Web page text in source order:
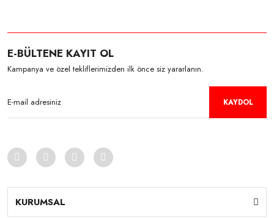
E-BÜLTENE KAYIT OL
Kampanya ve özel tekliflerimizden ilk önce siz yararlanın.
KAYDOL
KURUMSAL